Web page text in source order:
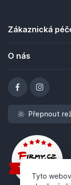
Zákaznická
O nás
Přepnout
Tyto